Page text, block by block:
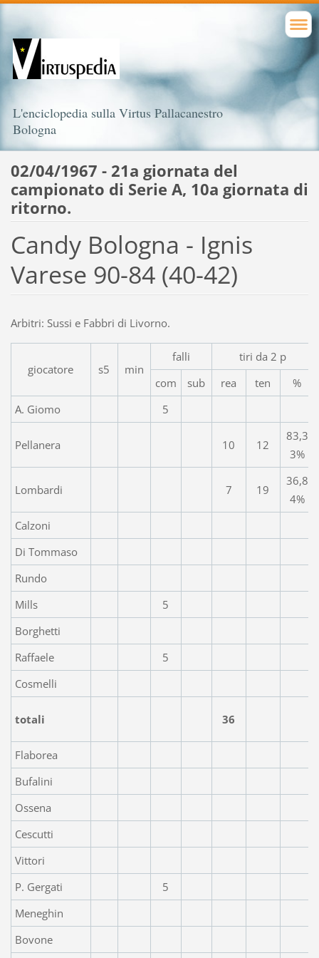
L'enciclopedia sulla Virtus Pallacanestro
Bologna
02/04/1967 - 21a giornata del
campionato di Serie A, 10a giornata di
ritorno.
Candy Bologna - Ignis
Varese 90-84 (40-42)
Arbitri: Sussi e Fabbri di Livorno.
giocatore s5 min
falli
tiri da 2 p
com
sub rea ten
%
A. Giomo
5
Pellanera 10 12
83,3
3%
Lombardi 7 19
36,8
4%
Calzoni
Di Tommaso
Rundo
Mills
5
Borghetti
Raffaele
5
Cosmelli
totali 36
Flaborea
Bufalini
Ossena
Cescutti
Vittori
P. Gergati
5
Meneghin
Bovone